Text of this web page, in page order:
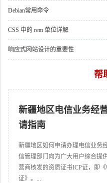
Debian常用命令
CSS 中的 rem 单位详解
响应式网站设计的重要性
帮
新疆地区电信业务经
请指南
新疆地区如何申请办理电信业务
信管理部门向为广大用户综合提
营商核发的资质证书ICP证，即
证》。...